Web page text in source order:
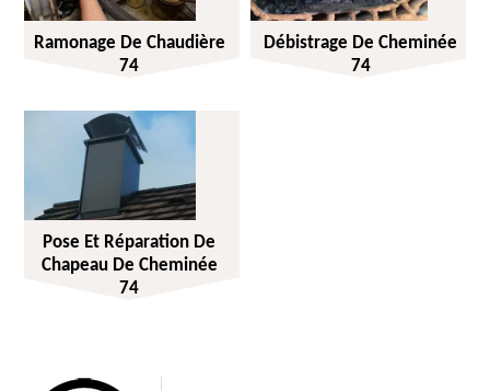
Ramonage De Chaudière
74
Débistrage De Cheminée
74
Pose Et Réparation De
Chapeau De Cheminée
74